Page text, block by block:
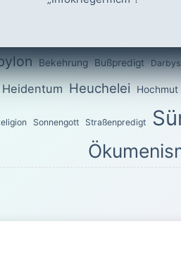
Bekehrung Bußpredigt
Heidentum Heuchelei Hochmut
Sonnengott Straßenpredigt